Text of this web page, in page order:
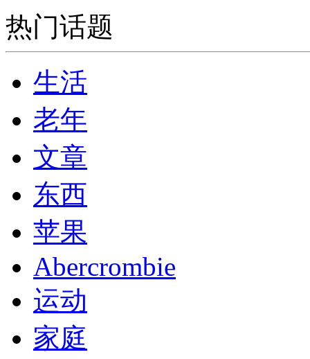
热门话题
生活
老年
文章
东西
苹果
Abercrombie
运动
家庭